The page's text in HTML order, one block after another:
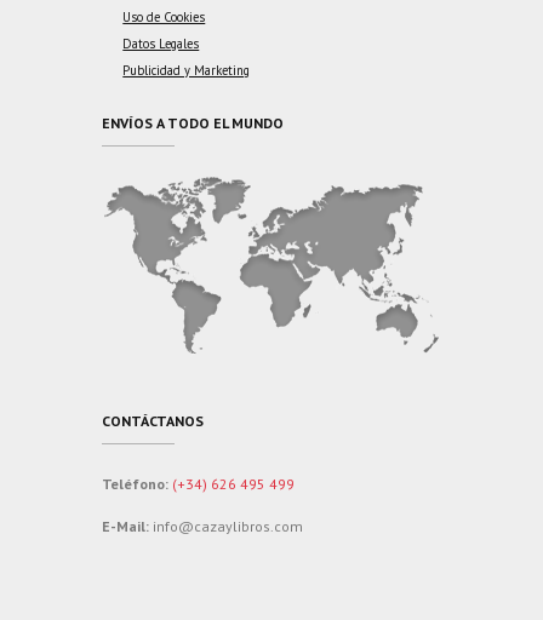
Uso de Cookies
Datos Legales
Publicidad y Marketing
ENVÍOS A TODO EL MUNDO
CONTÁCTANOS
Teléfono: (+34) 626 495 499
E-Mail: info@cazaylibros.com